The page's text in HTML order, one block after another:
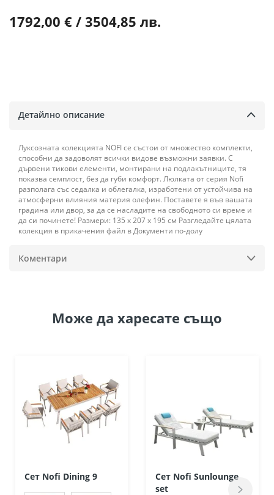
1792,00 € / 3504,85 лв.
Детайлно описание
Луксозната колекцията NOFI се състои от множество комплекти,
способни да задоволят всички видове възможни заявки. С
дървени тикови елементи, монтирани на подлакътниците, тя
показва семплост, без да губи комфорт. Люлката от серия Nofi
разполага със седалка и облегалка, изработени от устойчива на
атмосферни влияния материя олефин. Поставете я във вашата
градина или двор, за да се насладите на свободното си време и
да си починете! Размери: 135 х 207 х 195 см Разгледайте цялата
колекция в прикачения файл в Документи по-долу
Коментари
Може да харесате също
Сет Nofi Dining 9
Сет Nofi Sunlounge
set